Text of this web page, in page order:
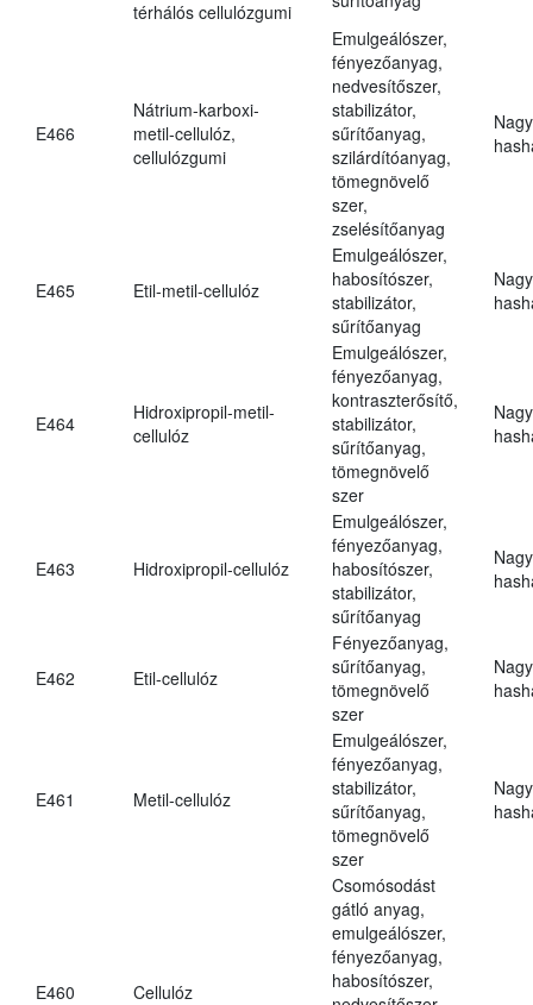
térhálós cellulózgumi
E466
Nátrium-karboxi-
metil-cellulóz,
cellulózgumi
Emulgeálószer,
fényezőanyag,
nedvesítőszer,
stabilizátor,
sűrítőanyag,
szilárdítóanyag,
tömegnövelő
szer,
zselésítőanyag
E465 Etil-metil-cellulóz
Emulgeálószer,
habosítószer,
stabilizátor,
sűrítőanyag
E464
Hidroxipropil-metil-
cellulóz
Emulgeálószer,
fényezőanyag,
kontraszterősítő,
stabilizátor,
sűrítőanyag,
tömegnövelő
szer
E463 Hidroxipropil-cellulóz
Emulgeálószer,
fényezőanyag,
habosítószer,
stabilizátor,
sűrítőanyag
E462 Etil-cellulóz
Fényezőanyag,
sűrítőanyag,
tömegnövelő
szer
E461 Metil-cellulóz
Emulgeálószer,
fényezőanyag,
stabilizátor,
sűrítőanyag,
tömegnövelő
szer
E460 Cellulóz
Csomósodást
gátló anyag,
emulgeálószer,
fényezőanyag,
habosítószer,